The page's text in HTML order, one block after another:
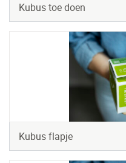
Kubus toe doen
Kubus flapje